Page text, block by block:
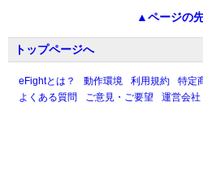
▲ページの
トップページへ
eFightとは？ 動作環境 利用規約
特定
よくある質問
ご意見・ご要望 運営会社